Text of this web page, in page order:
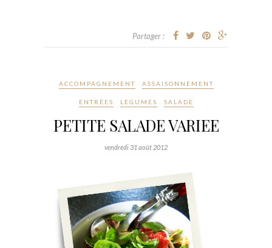
Partager :
ACCOMPAGNEMENT ASSAISONNEMENT
ENTRÉES LEGUMES SALADE
PETITE SALADE VARIEE
vendredi 31 août 2012